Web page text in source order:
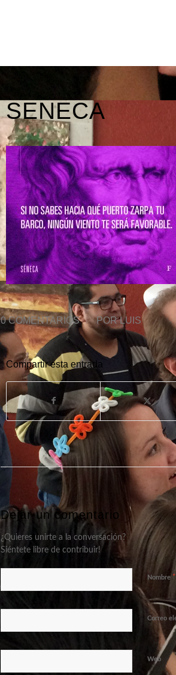
SENECA
0 COMENTARIOS / PORLUIS
Compartir esta entrada
Dejar un comentario
¿Quieres unirte a la conversación?
Siéntete libre de contribuir!
Nombre *
Correo
Web